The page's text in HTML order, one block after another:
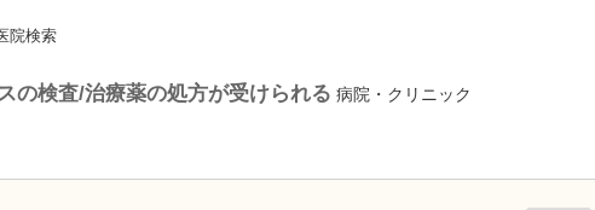
院検索
の検査/治療薬の処方が受けられる 病院・クリニック